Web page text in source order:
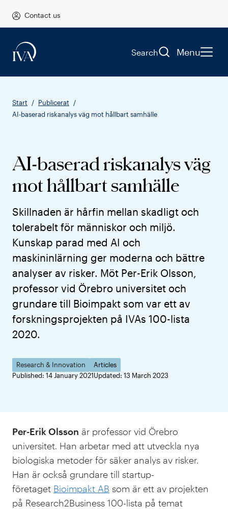
Contact us
Search Menu
Start
Publicerat
AI-baserad riskanalys väg mot hållbart samhälle
AI-baserad riskanalys väg
mot hållbart samhälle
Skillnaden är hårfin mellan skadligt och
tolerabelt för människor och miljö.
Kunskap parad med AI och
maskininlärning ger moderna och bättre
analyser av risker. Möt Per-Erik Olsson,
professor vid Örebro universitet och
grundare till Bioimpakt som var ett av
forskningsprojekten på IVAs 100-lista
2020.
Research & Innovation
Articles
Published: 14 January 2021Updated: 13 March 2023
Per-Erik Olsson är professor vid Örebro
universitet. Han arbetar med att utveckla nya
biologiska metoder för säker analys av risker.
Han är också grundare till startup-
företaget Bioimpakt AB som är ett av projekten
på Research2Business 100-lista på temat